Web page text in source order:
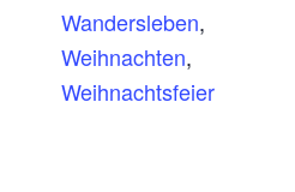
Wandersleben,
Weihnachten,
Weihnachtsfeier